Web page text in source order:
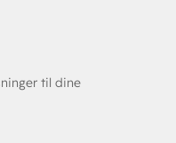
til dine